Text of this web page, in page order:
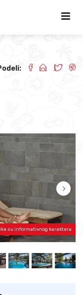
su informativnog karaktera